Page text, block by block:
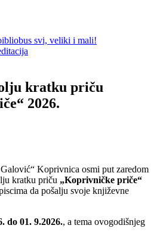
svi, veliki i mali!
kratku priču
2026.
Koprivnica osmi put zaredom
kratku priču „Koprivničke priče“
da pošalju svoje književne
do 01. 9.2026., a tema ovogodišnjeg